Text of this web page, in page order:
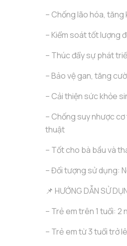
– Chống lão hóa,
– Kiểm soát tốt lượng
– Thúc đẩy sự phát
– Bảo vệ gan, tăng
– Cải thiện sức khỏe
– Chống suy nhược
thuật
– Tốt cho bà bầu và
– Đối tượng sử dụng:
📌 HƯỚNG DẪN SỬ
– Trẻ em trên 1 tuổi: 2
– Trẻ em từ 3 tuổi trở